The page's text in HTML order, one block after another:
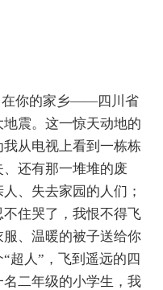
在你的家乡——四川省
震。这一惊天动地的
从电视上看到一栋栋
还有那一堆堆的废
、失去家园的人们；
住哭了，我恨不得飞
、温暖的被子送给你
超人”，飞到遥远的四
二年级的小学生，我